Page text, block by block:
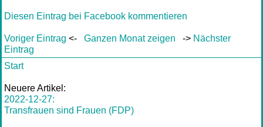
Diesen Eintrag bei Facebook kommentieren
Voriger Eintrag <- Ganzen Monat zeigen -> Nächster
Eintrag
Start
Neuere Artikel:
2022-12-27:
Transfrauen sind Frauen (FDP)